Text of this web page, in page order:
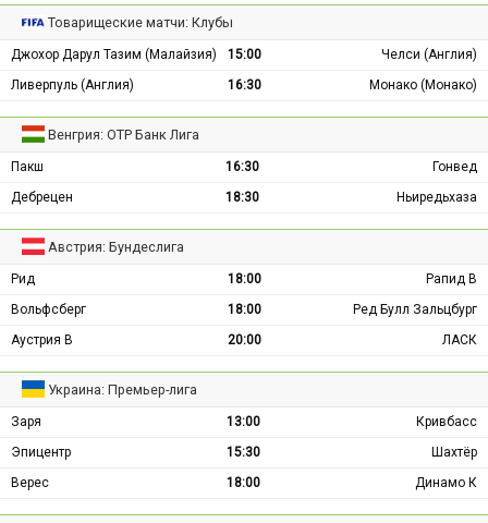
Товарищеские матчи: Клубы
Джохор Дарул Тазим (Малайзия) 15:00
Челси (Англия)
Ливерпуль (Англия)
16:30 Монако (Монако)
Венгрия: ОТР Банк Лига
Пакш 16:30
Гонвед
Дебрецен
18:30 Ньиредьхаза
Австрия: Бундеслига
Рид 18:00
Рапид В
Вольфсберг
18:00
Ред Булл Зальцбург
Аустрия В
20:00 ЛАСК
Украина: Премьер-лига
Заря 13:00
Кривбасс
Эпицентр
15:30
Шахтёр
Верес
18:00 Динамо К